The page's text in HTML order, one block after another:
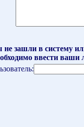
зашли в систему
ввести ваши